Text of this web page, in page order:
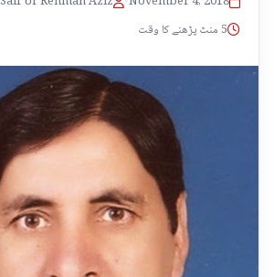
5 منٹ پڑھنے کا وقت